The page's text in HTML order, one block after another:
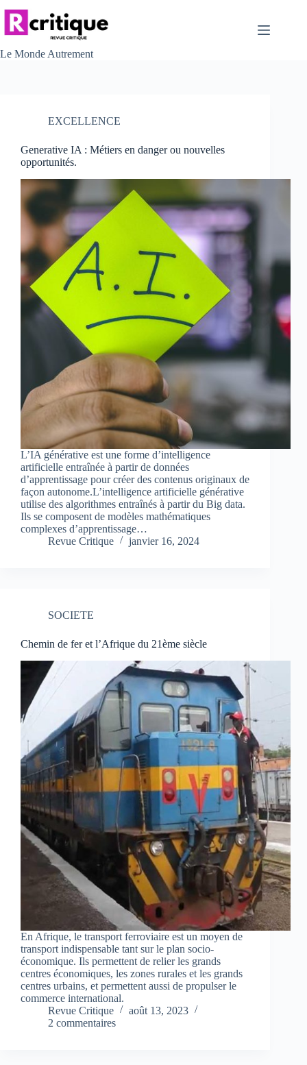
contenu
Le Monde Autrement
EXCELLENCE
Generative IA : Métiers en danger ou nouvelles
opportunités.
L’IA générative est une forme d’intelligence
artificielle entraînée à partir de données
d’apprentissage pour créer des contenus originaux de
façon autonome.L’intelligence artificielle générative
utilise des algorithmes entraînés à partir du Big data.
Ils se composent de modèles mathématiques
complexes d’apprentissage…
Revue Critique
janvier 16, 2024
SOCIETE
Chemin de fer et l’Afrique du 21ème siècle
En Afrique, le transport ferroviaire est un moyen de
transport indispensable tant sur le plan socio-
économique. Ils permettent de relier les grands
centres économiques, les zones rurales et les grands
centres urbains, et permettent aussi de propulser le
commerce international.
Revue Critique
août 13, 2023
2 commentaires